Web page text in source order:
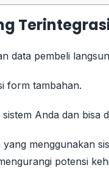
Terintegrasi
data pembeli
form tambahan.
Anda dan bisa
menggunakan
potensi